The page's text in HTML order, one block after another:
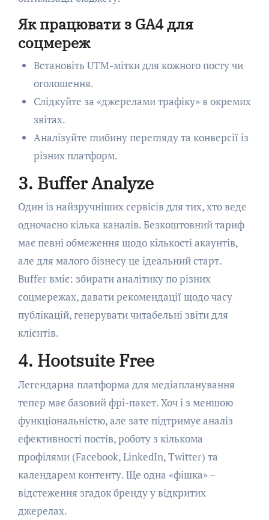
Як працювати з GA4 для
соцмереж
Встановіть UTM-мітки для кожного посту чи
оголошення.
Слідкуйте за «джерелами трафіку» в окремих
звітах.
Аналізуйте глибину перегляду та конверсії із
різних платформ.
3. Buffer Analyze
Один із найзручніших сервісів для тих, хто веде
одночасно кілька каналів. Безкоштовний тариф
має певні обмеження щодо кількості акаунтів,
але для малого бізнесу це ідеальний старт.
Buffer вміє: збирати аналітику по різних
соцмережах, давати рекомендації щодо часу
публікацій, генерувати читабельні звіти для
клієнтів.
4. Hootsuite Free
Легендарна платформа для медіапланування
тепер має базовий фрі-пакет. Хоч і з меншою
функціональністю, але зате підтримує аналіз
ефективності постів, роботу з кількома
профілями (Facebook, LinkedIn, Twitter) та
календарем контенту. Ще одна «фішка» –
відстеження згадок бренду у відкритих
джерелах.